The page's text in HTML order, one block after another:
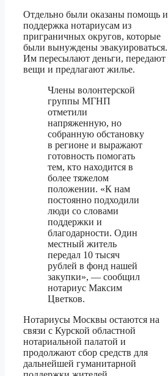
Отдельно были оказаны помощь и
поддержка нотариусам из
приграничных округов, которые
были вынуждены эвакуироваться.
Им пересылают деньги, передают
вещи и предлагают жилье.
Члены волонтерской
группы МГНП
отметили
напряженную, но
собранную обстановку
в регионе и выражают
готовность помогать
тем, кто находится в
более тяжелом
положении. «К нам
постоянно подходили
люди со словами
поддержки и
благодарности. Один
местный житель
передал 10 тысяч
рублей в фонд нашей
закупки», — сообщил
нотариус Максим
Цветков.
Нотариусы Москвы остаются на
связи с Курской областной
нотариальной палатой и
продолжают сбор средств для
дальнейшей гуманитарной